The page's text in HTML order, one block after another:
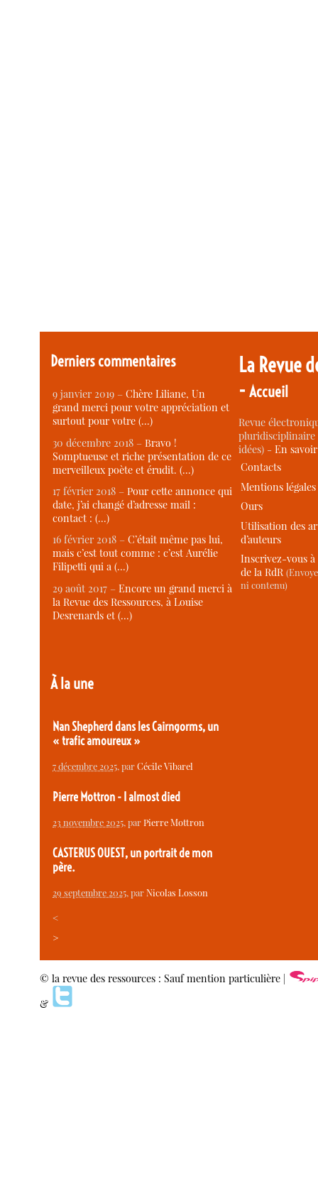
Derniers commentaires
9 janvier 2019 –Chère Liliane, Un
grand merci pour votre appréciation et
surtout pour votre (…)
30 décembre 2018 –Bravo !
Somptueuse et riche présentation de ce
merveilleux poète et érudit. (…)
17 février 2018 –Pour cette annonce qui
date, j’ai changé d’adresse mail :
contact : (…)
16 février 2018 –C’était même pas lui,
mais c’est tout comme : c’est Aurélie
Filipetti qui a (…)
29 août 2017 –Encore un grand merci à
la Revue des Ressources, à Louise
Desrenards et (…)
À la une
Nan Shepherd dans les Cairngorms, un
« trafic amoureux »
7 décembre 2025, parCécile Vibarel
Pierre Mottron - I almost died
23 novembre 2025, parPierre Mottron
CASTERUS OUEST, un portrait de mon
père.
29 septembre 2025, parNicolas Losson
<
>
La Revue
-Accueil
Revue
idées) -En
Contacts
Mentions légales
Ours
Utilisation des
d’auteurs
Inscrivez-vous
de la RdR
ni contenu)
© la revue des ressources : Sauf mention particulière |
&